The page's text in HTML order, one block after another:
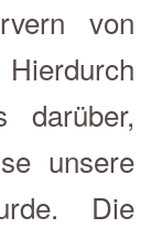
von
darüber,
unsere
Die